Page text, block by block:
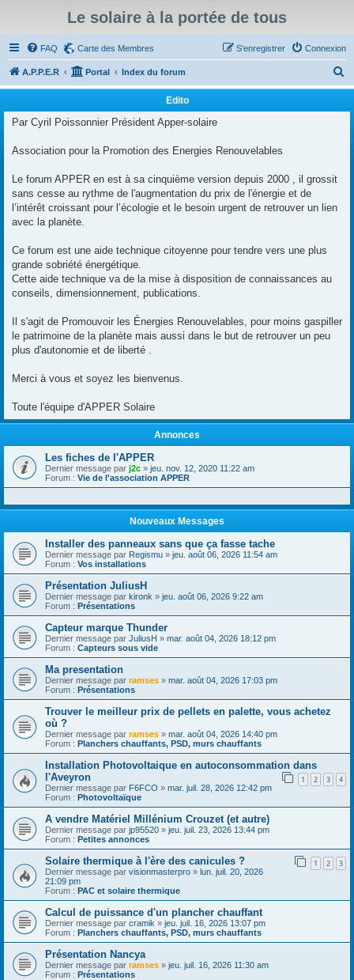
Le solaire à la portée de tous
FAQ Carte des Membres Connexion
S’enregistrer
A.P.P.E.R Portal Index du forum
e
Edito
Par Cyril Poissonnier Président Apper-solaire
Association pour la Promotion des Energies Renouvelables
Le forum APPER en est à sa cinquième version depuis 2000 , il grossit
sans cesse au rythme de l'augmentation du prix de l'énergie et de
l’intérêt croissant pour l’écologie et le besoin urgent de retrouver un lien
avec la planète.
Ce forum est une aide technique citoyenne pour tendre vers une plus
grande sobriété énergétique.
Cette aide technique va de la mise à disposition de connaissances au
conseils, dimensionnement, publications.
Il s'agit de Promouvoir les Énergies Renouvelables, pour moins gaspiller
le patrimoine de la planète mais aussi dans le but de retrouver un peu
plus d'autonomie et de liberté .
Merci à vous et soyez les bienvenus.
Toute l'équipe d'APPER Solaire
Annonces
Les fiches de l'APPER
Dernier message par j2c » jeu. nov. 12, 2020 11:22 am
Forum : Vie de l'association APPER
Nouveaux Messages
Installer des panneaux sans que ça fasse tache
Dernier message par Regismu » jeu. août 06, 2026 11:54 am
Forum : Vos installations
Présentation JuliusH
Dernier message par kironk » jeu. août 06, 2026 9:22 am
Forum : Présentations
Capteur marque Thunder
Dernier message par JuliusH » mar. août 04, 2026 18:12 pm
Forum : Capteurs sous vide
Ma presentation
Dernier message par ramses » mar. août 04, 2026 17:03 pm
Forum : Présentations
Trouver le meilleur prix de pellets en palette, vous achetez
où ?
Dernier message par ramses » mar. août 04, 2026 14:40 pm
Forum : Planchers chauffants, PSD, murs chauffants
Installation Photovoltaique en autoconsommation dans
l'Aveyron
1 2 3 4
Dernier message par F6FCO » mar. juil. 28, 2026 12:42 pm
Forum : Photovoltaïque
A vendre Matériel Millénium Crouzet (et autre)
Dernier message par jp95520 » jeu. juil. 23, 2026 13:44 pm
Forum : Petites annonces
Solaire thermique à l'ère des canicules ? 1 2 3
Dernier message par visionmasterpro » lun. juil. 20, 2026
21:09 pm
Forum : PAC et solaire thermique
Calcul de puissance d'un plancher chauffant
Dernier message par cramik » jeu. juil. 16, 2026 13:07 pm
Forum : Planchers chauffants, PSD, murs chauffants
Présentation Nancya
Dernier message par ramses » jeu. juil. 16, 2026 11:30 am
Forum : Présentations